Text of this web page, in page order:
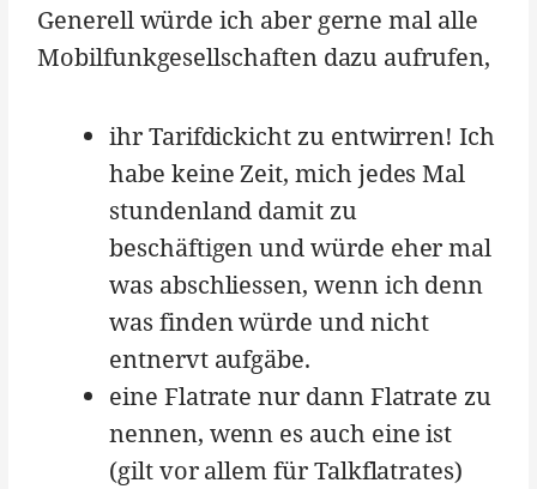
Generell würde ich aber gerne mal alle
Mobilfunkgesellschaften dazu aufrufen,
ihr Tarifdickicht zu entwirren! Ich
habe keine Zeit, mich jedes Mal
stundenland damit zu
beschäftigen und würde eher mal
was abschliessen, wenn ich denn
was finden würde und nicht
entnervt aufgäbe.
eine Flatrate nur dann Flatrate zu
nennen, wenn es auch eine ist
(gilt vor allem für Talkflatrates)